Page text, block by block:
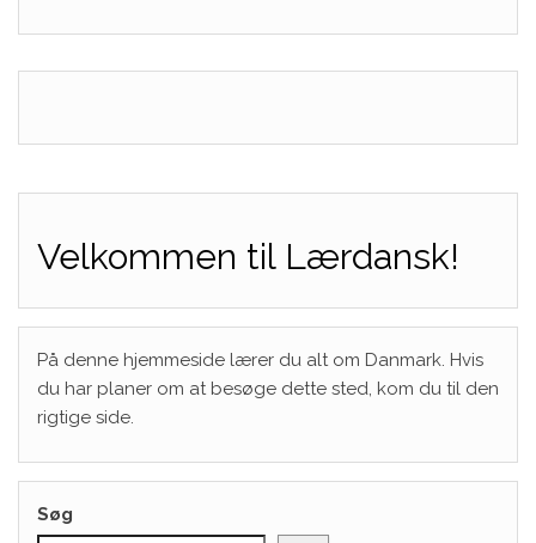
Velkommen til Lærdansk!
På denne hjemmeside lærer du alt om Danmark. Hvis
du har planer om at besøge dette sted, kom du til den
rigtige side.
Søg